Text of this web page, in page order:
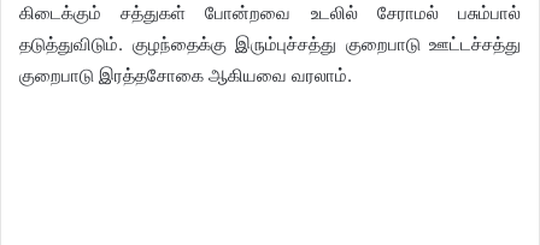
கிடைக்கும் சத்துகள் போன்றவை உடலில் சேராமல் பசும்பால்
தடுத்துவிடும். குழந்தைக்கு இரும்புச்சத்து குறைபாடு ஊட்டச்சத்து
குறைபாடு இரத்தசோகை ஆகியவை வரலாம்.